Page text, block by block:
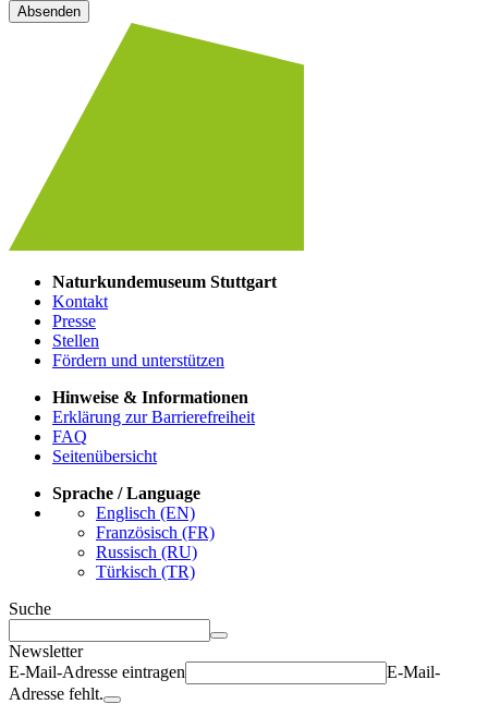
Absenden
Naturkundemuseum Stuttgart
Kontakt
Presse
Stellen
Fördern und unterstützen
Hinweise & Informationen
Erklärung zur Barrierefreiheit
FAQ
Seitenübersicht
Sprache / Language
Englisch (EN)
Französisch (FR)
Russisch (RU)
Türkisch (TR)
Suche
Newsletter
E-Mail-Adresse eintragen
E-Mail-
Adresse fehlt.